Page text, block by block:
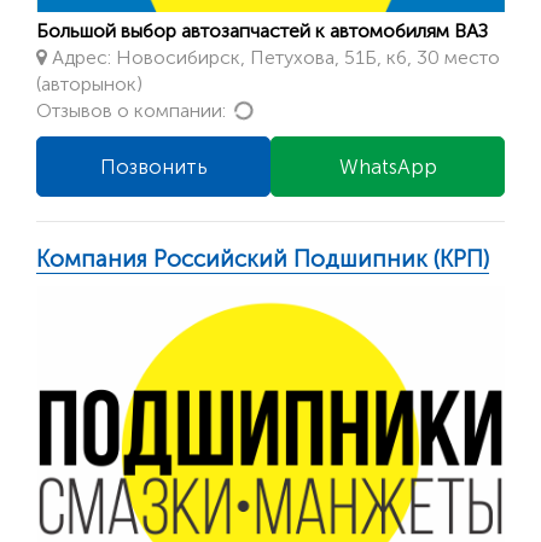
Большой выбор автозапчастей к автомобилям ВАЗ
Адрес: Новосибирск, Петухова, 51Б, к6, 30 место
(авторынок)
Отзывов о компании:
WhatsApp
Позвонить
Компания Российский Подшипник (КРП)